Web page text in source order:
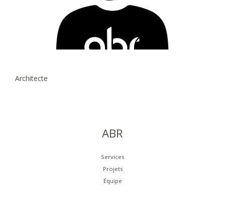
Architecte
ABR
Services
Projets
Équipe